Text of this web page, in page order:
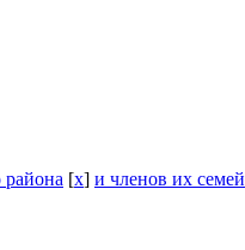
района [x] и членов их семей